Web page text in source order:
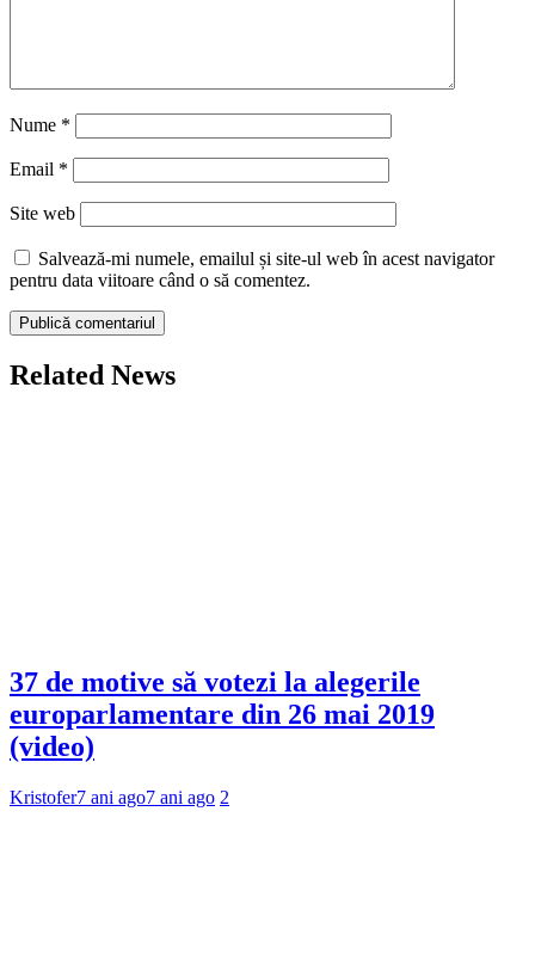
Nume *
Email *
Site web
Salvează-mi numele, emailul și site-ul web în acest navigator
pentru data viitoare când o să comentez.
Related News
37 de motive să votezi la alegerile
europarlamentare din 26 mai 2019
(video)
Kristofer7 ani ago7 ani ago 2